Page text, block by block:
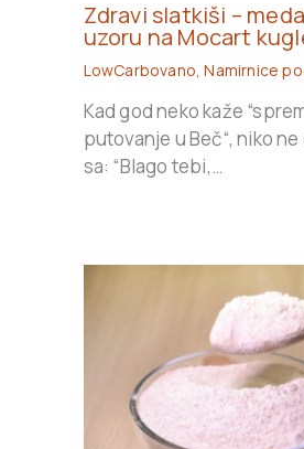
Zdravi slatkiši –
uzoru na Mocart
LowCarbovano ,Namirnice
Kad god neko kaže
putovanje u Beč“, niko
sa: “Blago tebi,…